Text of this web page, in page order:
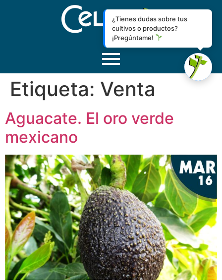
¿Tienes dudas sobre tus
cultivos o productos?
¡Pregúntame!
Etiqueta: Venta
Aguacate. El oro verde
mexicano